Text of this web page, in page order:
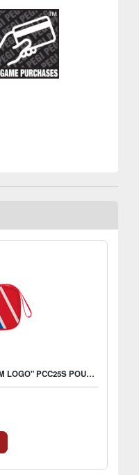
EGOGEAR - ÉTUI DE PROTECTION "M LOGO" PCC25S POUR SWITCH 2